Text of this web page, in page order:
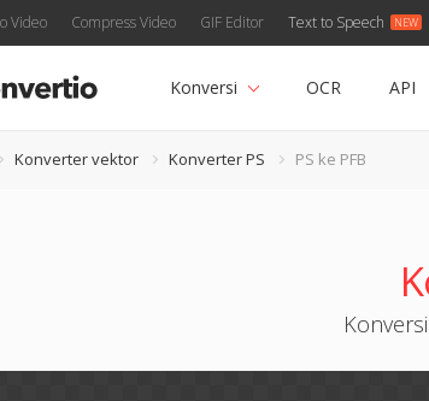
Video Compress Video GIF Editor Text to Speech
Konversi OCR API
Konverter vektor Konverter PS PS ke PFB